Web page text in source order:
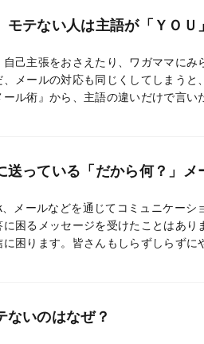
テない人は主語が「ＹＯＵ」
己主張をおさえたり、ワガママにみ
メールの対応も同じくしてしまうと
ル術』から、主語の違いだけで言い
送っている「だから何？」メ
メールなどを通じてコミュニケーシ
困るメッセージを受けたことはあり
困ります。皆さんもしらずしらずに
外にやってしまいがちなメールの改
いのはなぜ？